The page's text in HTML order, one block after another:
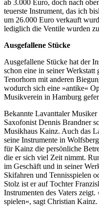
ab 3.000 Euro, doch nach
teuerste Instrument, das ich
um 26.000 Euro verkauft
lediglich die Ventile wurden
Ausgefallene Stücke
Ausgefallene Stücke hat der
schon eine in seiner
Tenorhorn mit anderen
wodurch sich eine »antike«
Musikverein in Hamburg
Bekannte Lavanttaler
Saxofonist Dennis Brandner
Musikhaus Kainz. Auch das
seine Instrumente in
für Kainz die persönliche
die er sich viel Zeit nimmt.
im Geschäft und in seiner
Skifahren und Tennisspielen
Stolz ist er auf Tochter
Instrumenten des Vaters
spielen«, sagt Christian Kainz.